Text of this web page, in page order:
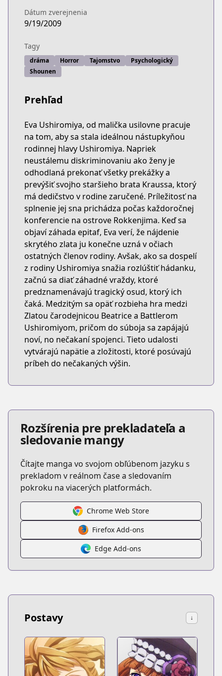
Dátum zverejnenia
9/19/2009
Tagy
dráma Horror Tajomstvo
Psychologický
Shounen
Prehľad
Eva Ushiromiya, od malička usilovne pracuje
na tom, aby sa stala ideálnou nástupkyňou
rodinnej hlavy Ushiromiya. Napriek
neustálemu diskriminovaniu ako ženy je
odhodlaná prekonať všetky prekážky a
prevýšiť svojho staršieho brata Kraussa, ktorý
má dedičstvo v rodine zaručené. Príležitosť na
splnenie jej sna prichádza počas každoročnej
konferencie na ostrove Rokkenjima. Keď sa
objaví záhada epitaf, Eva verí, že nájdenie
skrytého zlata ju konečne uzná v očiach
ostatných členov rodiny. Avšak, ako sa dospelí
z rodiny Ushiromiya snažia rozlúštiť hádanku,
začnú sa diať záhadné vraždy, ktoré
predznamenávajú tragický osud, ktorý ich
čaká. Medzitým sa opäť rozbieha hra medzi
Zlatou čarodejnicou Beatrice a Battlerom
Ushiromiyom, pričom do súboja sa zapájajú
noví, no nečakaní spojenci. Tieto udalosti
vytvárajú napätie a zložitosti, ktoré posúvajú
príbeh do nečakaných výšin.
Rozšírenia pre prekladateľa a
sledovanie mangy
Čítajte manga vo svojom obľúbenom jazyku s
prekladom v reálnom čase a sledovaním
pokroku na viacerých platformách.
Chrome Web Store
Firefox Add-ons
Edge Add-ons
Postavy ↓